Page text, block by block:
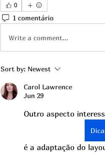
0
1 comentário
Write a comment...
Sort by: Newest
Carol Lawrence
Jun 29
Outro aspecto
é a adaptação do